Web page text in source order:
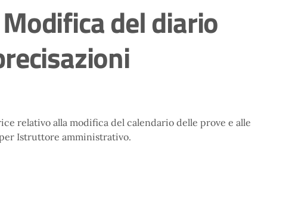
del diario
relativo alla modifica del calendario delle prove e alle
Istruttore amministrativo.